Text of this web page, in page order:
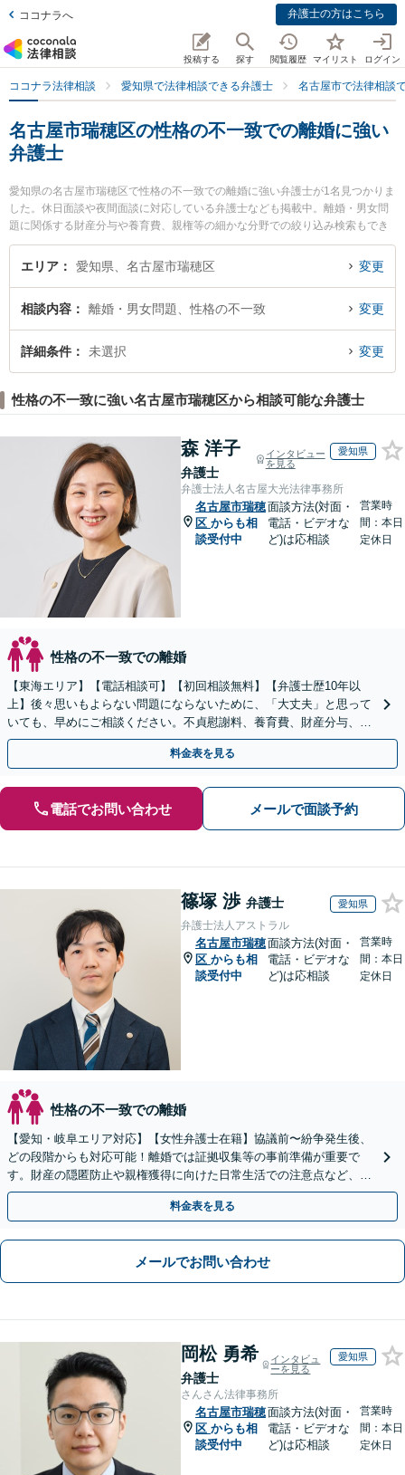
ココナラへ 弁護士の方はこちら
投稿する 探す 閲覧履歴 マイリスト ログイン
ココナラ法律相談 愛知県で法律相談できる弁護士 名古屋市で法律相談
名古屋市瑞穂区の性格の不一致での離婚に強い
弁護士
愛知県の名古屋市瑞穂区で性格の不一致での離婚に強い弁護士が1名見つかりま
した。休日面談や夜間面談に対応している弁護士なども掲載中。離婚・男女問
題に関係する財産分与や養育費、親権等の細かな分野での絞り込み検索もでき
便利です。特に名古屋みずほ法律事務所の田本 伸雄弁護士のプロフィール情報
や弁護士費用、強みなどが注目されています。『名古屋市瑞穂区で土日や夜間
い』『初回相談無料で性格の不一致での離婚を法律相談できる名古屋市瑞穂区
内の弁護士に相談予約したい』などでお困りの相談者さんにおすすめです。
エリア 愛知県、名古屋市瑞穂区 変更
相談内容 離婚・男女問題、性格の不一致 変更
詳細条件 未選択 変更
性格の不一致に強い名古屋市瑞穂区から相談可能な弁護士
森 洋子
弁護士
インタビュー
を見る
愛知県
弁護士法人名古屋大光法律事務所
名古屋市瑞穂
区 からも相
談受付中
面談方法(対面・
電話・ビデオな
ど)は応相談
営業時
間：本日
定休日
性格の不一致での離婚
【東海エリア】【電話相談可】【初回相談無料】【弁護士歴10年以
上】後々思いもよらない問題にならないために、「大丈夫」と思って
いても、早めにご相談ください。不貞慰謝料、養育費、財産分与、D
V、モラハラなど【出張相談可】
料金表を見る
電話でお問い合わせ メールで面談予約
篠塚 渉 弁護士 愛知県
弁護士法人アストラル
名古屋市瑞穂
区 からも相
談受付中
面談方法(対面・
電話・ビデオな
ど)は応相談
営業時
間：本日
定休日
性格の不一致での離婚
【愛知・岐阜エリア対応】【女性弁護士在籍】協議前〜紛争発生後、
どの段階からも対応可能！離婚では証拠収集等の事前準備が重要で
す。財産の隠匿防止や親権獲得に向けた日常生活での注意点など、フ
ェーズに応じたアドバイスを提供します【子連れの相談OK】
料金表を見る
メールでお問い合わせ
岡松 勇希
弁護士
インタビュ
ーを見る
愛知県
さんさん法律事務所
名古屋市瑞穂
区 からも相
談受付中
面談方法(対面・
電話・ビデオな
ど)は応相談
営業時
間：本日
定休日